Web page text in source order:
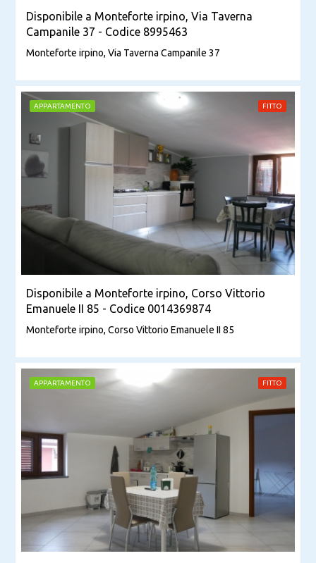
Disponibile a Monteforte irpino, Via Taverna
Campanile 37 - Codice 8995463
Monteforte irpino, Via Taverna Campanile 37
APPARTAMENTO FITTO
Disponibile a Monteforte irpino, Corso Vittorio
Emanuele II 85 - Codice 0014369874
Monteforte irpino, Corso Vittorio Emanuele II 85
APPARTAMENTO FITTO